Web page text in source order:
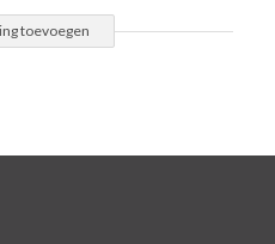
toevoegen